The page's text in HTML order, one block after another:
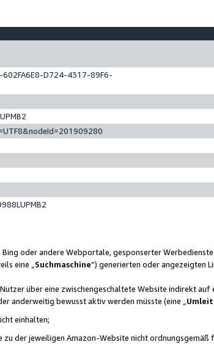
D724-4317-89F6-
oder andere Webportale, gesponserter
eine „ Suchmaschine“) generierten oder angezeigten
über eine zwischengeschaltete Website indirekt auf
anderweitig bewusst aktiv werden müsste (eine „
einhalten;
der jeweiligen Amazon-Website nicht ordnungsgemäß